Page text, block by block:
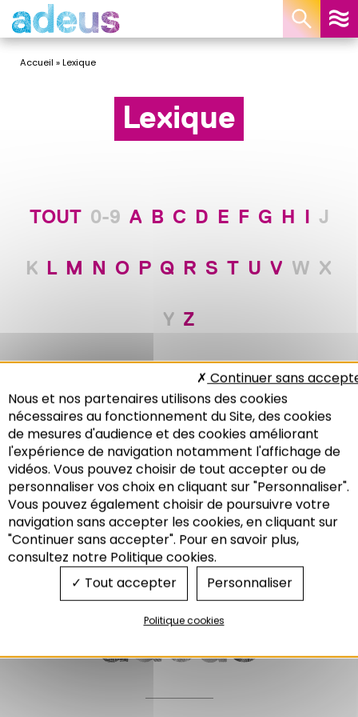
Recherche
Accueil »Lexique
Lexique
TOUT 0-9 A B C D E F G H I J
K L M N O P Q R S T U V W X
Y Z
E
EIFER
EMS
ENE
EnR
ENSAS
Entreprise
EPA
EPCI
EPFL
Eurodistrict
Eurométropole de
Strasbourg
Panneau de gestion des cookies
Nous et nos partenaires utilisons des cookies
nécessaires au fonctionnement du Site, des cookies
de mesures d'audience et des cookies améliorant
l'expérience de navigation notamment l'affichage de
vidéos. Vous pouvez choisir de tout accepter ou de
personnaliser vos choix en cliquant sur "Personnaliser".
Vous pouvez également choisir de poursuivre votre
navigation sans accepter les cookies, en cliquant sur
"Continuer sans accepter". Pour en savoir plus,
consultez notre Politique cookies.
Tout accepter
Continuer sans
Personnaliser
Politique cookies